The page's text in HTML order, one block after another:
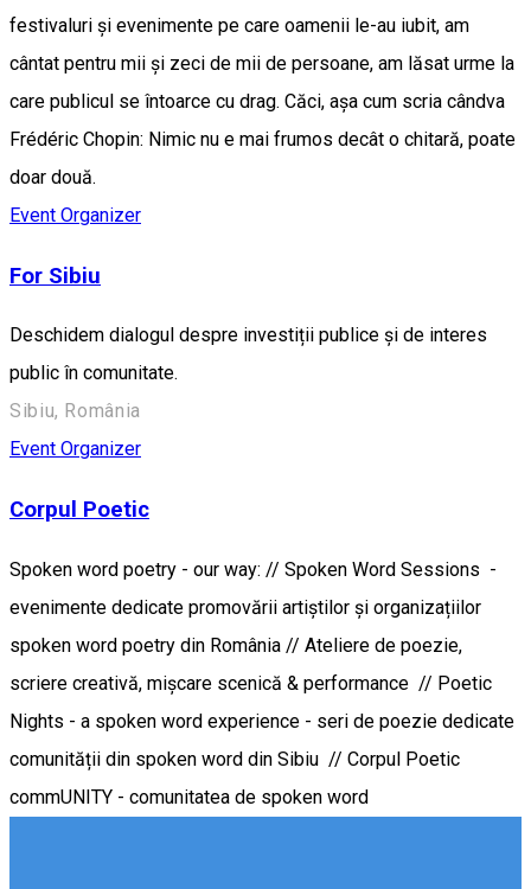
festivaluri și evenimente pe care oamenii le-au iubit, am
cântat pentru mii și zeci de mii de persoane, am lăsat urme la
care publicul se întoarce cu drag. Căci, așa cum scria cândva
Frédéric Chopin: Nimic nu e mai frumos decât o chitară, poate
doar două.
Event Organizer
For Sibiu
Deschidem dialogul despre investiții publice și de interes
public în comunitate.
Sibiu, România
Event Organizer
Corpul Poetic
Spoken word poetry - our way: // Spoken Word Sessions -
evenimente dedicate promovării artiștilor și organizațiilor
spoken word poetry din România // Ateliere de poezie,
scriere creativă, mișcare scenică & performance // Poetic
Nights - a spoken word experience - seri de poezie dedicate
comunității din spoken word din Sibiu // Corpul Poetic
commUNITY - comunitatea de spoken word